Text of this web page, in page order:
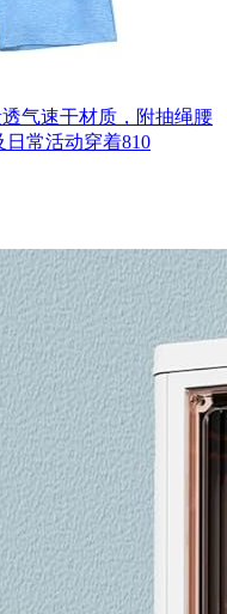
气速干材质，附抽绳腰
常活动穿着810